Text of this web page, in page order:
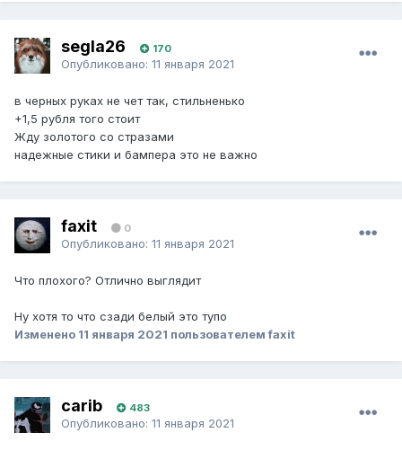
segla26 170
Опубликовано: 11 января 2021
в черных руках не чет так, стильненько
+1,5 рубля того стоит
Жду золотого со стразами
надежные стики и бампера это не важно
faxit 0
Опубликовано: 11 января 2021
Что плохого? Отлично выглядит
Ну хотя то что сзади белый это тупо
Изменено 11 января 2021 пользователем faxit
carib 483
Опубликовано: 11 января 2021